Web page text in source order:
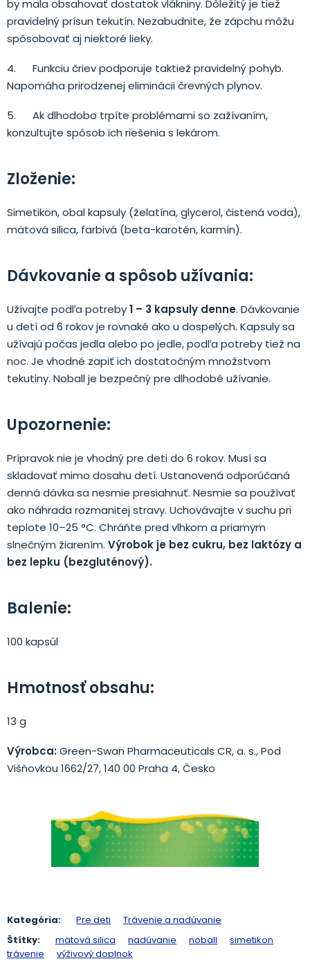
by mala obsahovať dostatok vlákniny. Dôležitý je tiež
pravidelný prísun tekutín. Nezabudnite, že zápchu môžu
spôsobovať aj niektoré lieky.
4. Funkciu čriev podporuje taktiež pravidelný pohyb.
Napomáha prirodzenej eliminácii črevných plynov.
5. Ak dlhodobo trpíte problémami so zažívaním,
konzultujte spôsob ich riešenia s lekárom.
Zloženie:
Simetikon, obal kapsuly (želatína, glycerol, čistená voda),
mätová silica, farbivá (beta-karotén, karmín).
Dávkovanie a spôsob užívania:
Užívajte podľa potreby1 – 3 kapsuly denne. Dávkovanie
u detí od 6 rokov je rovnaké ako u dospelých. Kapsuly sa
užívajú počas jedla alebo po jedle, podľa potreby tiež na
noc. Je vhodné zapiť ich dostatočným množstvom
tekutiny. Noball je bezpečný pre dlhodobé užívanie.
Upozornenie:
Prípravok nie je vhodný pre deti do 6 rokov. Musí sa
skladovať mimo dosahu detí. Ustanovená odporúčaná
denná dávka sa nesmie presiahnuť. Nesmie sa používať
ako náhrada rozmanitej stravy. Uchovávajte v suchu pri
teplote 10–25 °C. Chráňte pred vlhkom a priamym
slnečným žiarením. Výrobok je bez cukru, bez laktózy a
bez lepku (bezgluténový).
Balenie:
100 kapsúl
Hmotnosť obsahu:
13 g
Výrobca:Green-Swan Pharmaceuticals CR, a. s., Pod
Višňovkou 1662/27, 140 00 Praha 4, Česko
Kategória: Pre deti
Trávenie a nadúvanie
Štítky:
mätová silica nadúvanie noball
simetikon
trávenie
výživový doplnok